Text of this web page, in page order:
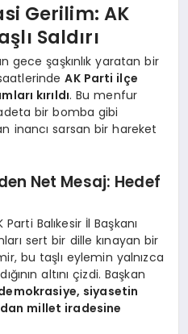
Gerilim: AK
Saldırı
gece şaşkınlık yaratan bir
AK Parti ilçe
kırıldı. Bu menfur
bir bomba gibi
inancı sarsan bir hareket
Net Mesaj: Hedef
Balıkesir İl Başkanı
sert bir dille kınayan bir
bu taşlı eylemin yalnızca
altını çizdi. Başkan
siyasetin
millet iradesine